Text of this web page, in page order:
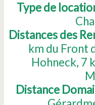
Type de
Distances des
km du Front
Hohneck 7
Distance